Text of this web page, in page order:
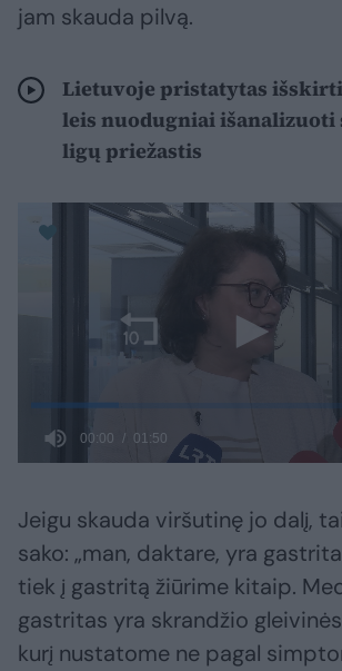
jam skauda pilvą.
Lietuvoje pristatytas
leis nuodugniai išanalizuoti
ligų priežastis
Jeigu skauda viršutinę jo dalį,
sako: „man, daktare, yra
tiek į gastritą žiūrime kitaip.
gastritas yra skrandžio
kurį nustatome ne pagal